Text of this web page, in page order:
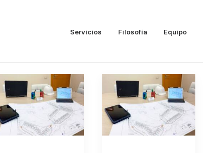
Servicios Filosofía Equipo